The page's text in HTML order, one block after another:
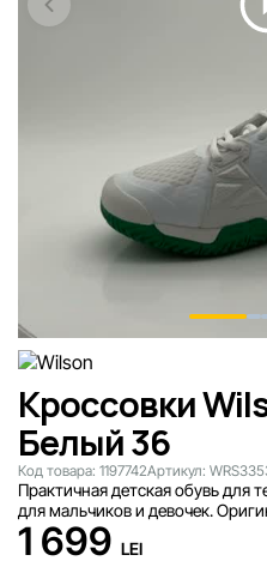
Кроссовки
Белый 36
Код товара: 1197742Артикул:
Практичная детская обувь для
для мальчиков и девочек.
1 699 LEI